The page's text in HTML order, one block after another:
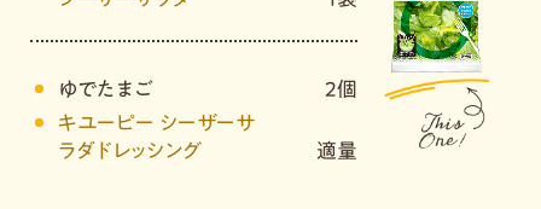
ゆでたまご
2個
キユーピー シーザーサ
ラダドレッシング
適量